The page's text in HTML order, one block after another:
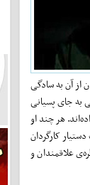
از آن به سادگی
به جای پسیانی
هر چند او
کارگردان
علاقمندان و